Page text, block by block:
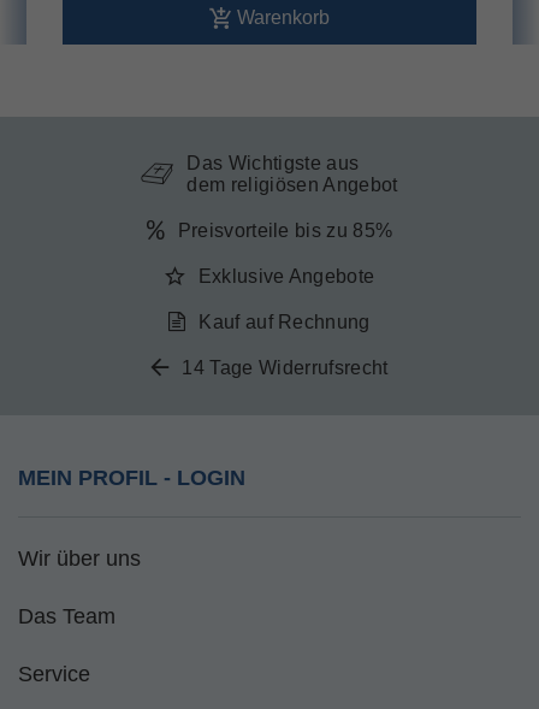
Warenkorb
Das Wichtigste aus
dem religiösen Angebot
Preisvorteile bis zu 85%
Exklusive Angebote
Kauf auf Rechnung
14 Tage Widerrufsrecht
MEIN PROFIL - LOGIN
Wir über uns
Das Team
Service